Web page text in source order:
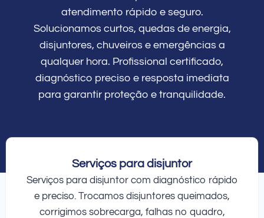
atendimento rápido e seguro.
Solucionamos curtos, quedas de energia,
disjuntores, chuveiros e emergências a
qualquer hora. Profissional certificado,
diagnóstico preciso e resposta imediata
para garantir proteção e tranquilidade.
Serviços para disjuntor
Serviços para disjuntor com diagnóstico rápido
e preciso. Trocamos disjuntores queimados,
corrigimos sobrecarga, falhas no quadro,